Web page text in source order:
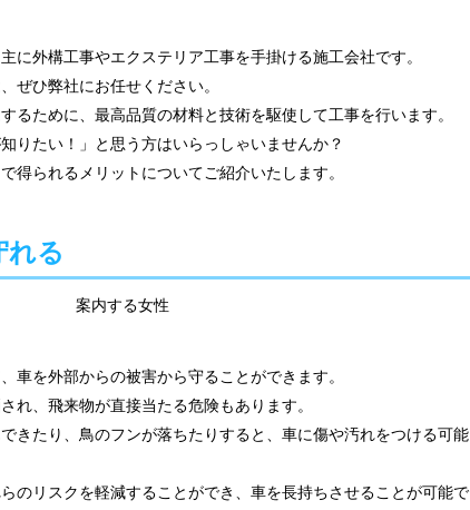
に外構工事やエクステリア工事を手掛ける施工会社です。
ぜひ弊社にお任せください。
るために、最高品質の材料と技術を駆使して工事を行います。
りたい！」と思う方はいらっしゃいませんか？
得られるメリットについてご紹介いたします。
れる
車を外部からの被害から守ることができます。
れ、飛来物が直接当たる危険もあります。
きたり、鳥のフンが落ちたりすると、車に傷や汚れをつける可能
のリスクを軽減することができ、車を長持ちさせることが可能で